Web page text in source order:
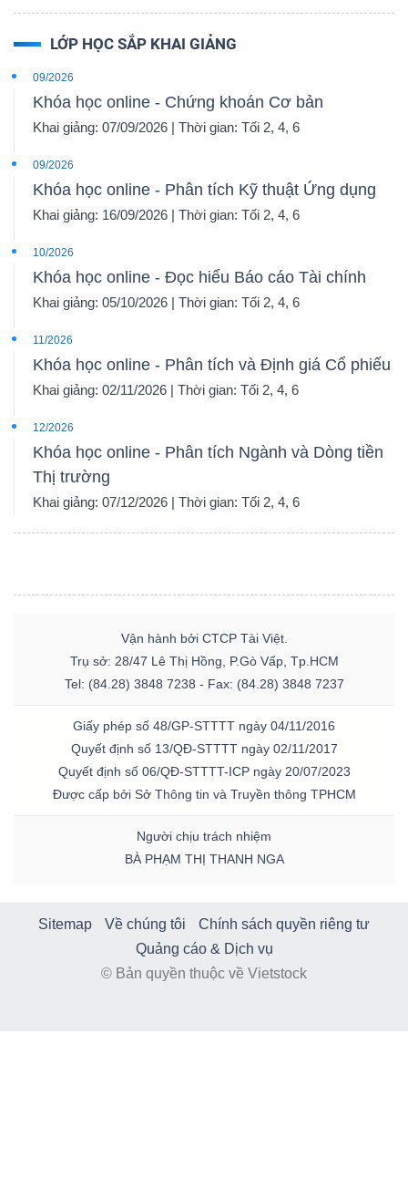
LỚP HỌC SẮP KHAI GIẢNG
09/2026
Khóa học online - Chứng khoán Cơ bản
Khai giảng: 07/09/2026 | Thời gian: Tối 2, 4, 6
09/2026
Khóa học online - Phân tích Kỹ thuật Ứng dụng
Khai giảng: 16/09/2026 | Thời gian: Tối 2, 4, 6
10/2026
Khóa học online - Đọc hiểu Báo cáo Tài chính
Khai giảng: 05/10/2026 | Thời gian: Tối 2, 4, 6
11/2026
Khóa học online - Phân tích và Định giá Cổ phiếu
Khai giảng: 02/11/2026 | Thời gian: Tối 2, 4, 6
12/2026
Khóa học online - Phân tích Ngành và Dòng tiền
Thị trường
Khai giảng: 07/12/2026 | Thời gian: Tối 2, 4, 6
Vận hành bởi CTCP Tài Việt.
Trụ sở: 28/47 Lê Thị Hồng, P.Gò Vấp, Tp.HCM
Tel: (84.28) 3848 7238 - Fax: (84.28) 3848 7237
Giấy phép số 48/GP-STTTT ngày 04/11/2016
Quyết định số 13/QĐ-STTTT ngày 02/11/2017
Quyết định số 06/QĐ-STTTT-ICP ngày 20/07/2023
Được cấp bởi Sở Thông tin và Truyền thông TPHCM
Người chịu trách nhiệm
BÀ PHẠM THỊ THANH NGA
Sitemap Về chúng tôi
Chính sách quyền riêng tư
Quảng cáo & Dịch vụ
© Bản quyền thuộc về Vietstock